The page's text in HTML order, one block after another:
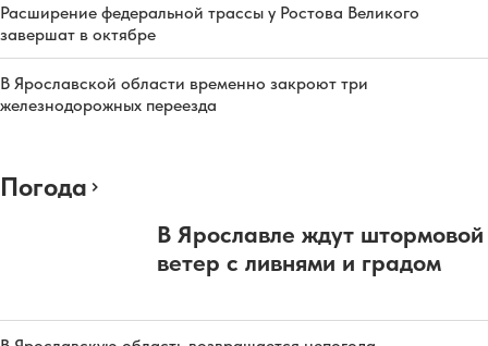
Расширение федеральной трассы у Ростова Великого
завершат в октябре
В Ярославской области временно закроют три
железнодорожных переезда
Погода
В Ярославле ждут штормовой
ветер с ливнями и градом